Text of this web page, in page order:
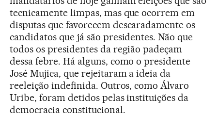
tecnicamente limpas, mas que ocorrem em
disputas que favorecem descaradamente os
candidatos que já são presidentes. Não que
todos os presidentes da região padeçam
dessa febre. Há alguns, como o presidente
José Mujica, que rejeitaram a ideia da
reeleição indefinida. Outros, como Álvaro
Uribe, foram detidos pelas instituições da
democracia constitucional.